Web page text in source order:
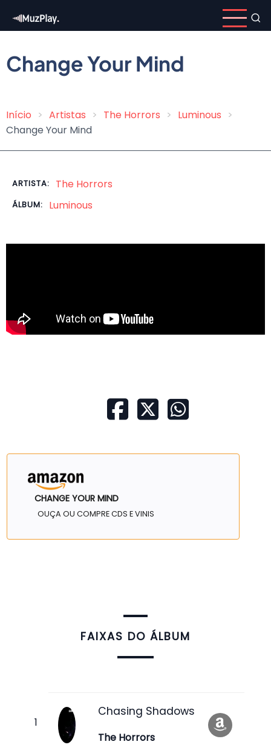
para
conteúdo
principal
Change Your Mind
Trilha
Início Artistas The Horrors
Luminous
Change Your Mind
ARTISTA: The Horrors
ÁLBUM: Luminous
CHANGE YOUR MIND
OUÇA OU COMPRE CDS E VINIS
FAIXAS DO ÁLBUM
Chasing Shadows
The Horrors